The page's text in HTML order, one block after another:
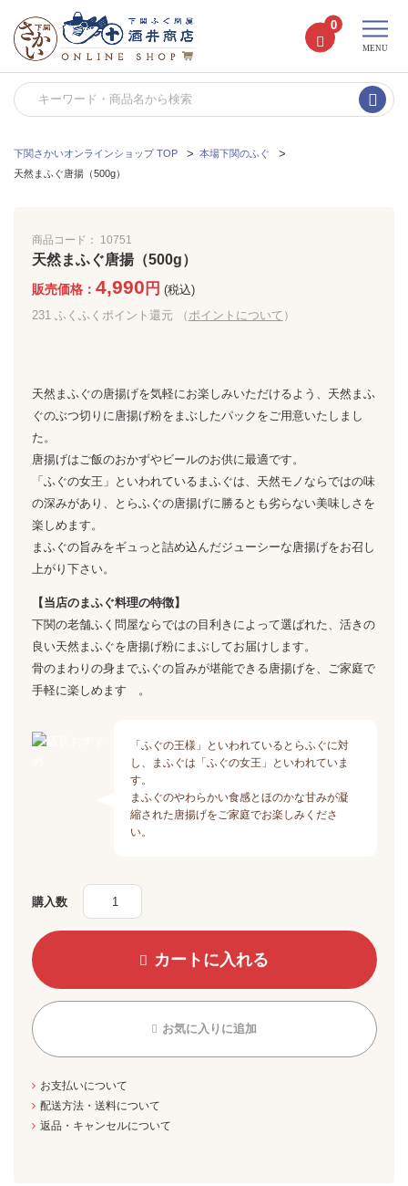
0
MENU
下関さかいオンラインショップ TOP
本場下関のふぐ
天然まふぐ唐揚（500g）
商品コード： 10751
天然まふぐ唐揚（500g）
販売価格： 4,990円 (税込)
231 ふくふくポイント還元 （ ポイントについて ）
天然まふぐの唐揚げを気軽にお楽しみいただけるよう、天然まふ
ぐのぶつ切りに唐揚げ粉をまぶしたパックをご用意いたしまし
た。
唐揚げはご飯のおかずやビールのお供に最適です。
「ふぐの女王」といわれているまふぐは、天然モノならではの味
の深みがあり、とらふぐの唐揚げに勝るとも劣らない美味しさを
楽しめます。
まふぐの旨みをギュっと詰め込んだジューシーな唐揚げをお召し
上がり下さい。
【当店のまふぐ料理の特徴】
下関の老舗ふく問屋ならではの目利きによって選ばれた、活きの
良い天然まふぐを唐揚げ粉にまぶしてお届けします。
骨のまわりの身までふぐの旨みが堪能できる唐揚げを、ご家庭で
手軽に楽しめます 。
「ふぐの王様」といわれているとらふぐに対
し、まふぐは「ふぐの女王」といわれていま
す。
まふぐのやわらかい食感とほのかな甘みが凝
縮された唐揚げをご家庭でお楽しみくださ
い。
購入数
カートに入れる
お気に入りに追加
お支払いについて
配送方法・送料について
返品・キャンセルについて